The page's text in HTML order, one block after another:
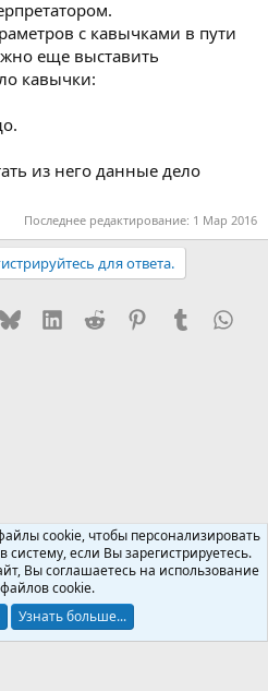
с кавычками в пути
еще выставить
кавычки:
из него данные дело
Последнее редактирование: 1 Мар 2016
для ответа.
BlueskyLinkedInReddit PinterestTumblr
почта
Помощь
cookie, чтобы персонализировать
систему, если Вы зарегистрируетесь.
Вы соглашаетесь на использование
cookie.
Узнать больше...